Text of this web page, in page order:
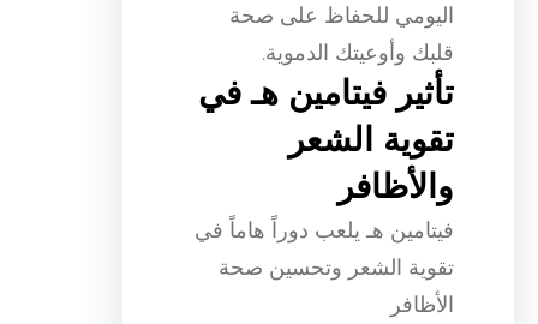
اليومي للحفاظ على صحة
قلبك وأوعيتك الدموية.
تأثير فيتامين هـ في
تقوية الشعر
والأظافر
فيتامين هـ يلعب دوراً هاماً في
تقوية الشعر وتحسين صحة
الأظافر